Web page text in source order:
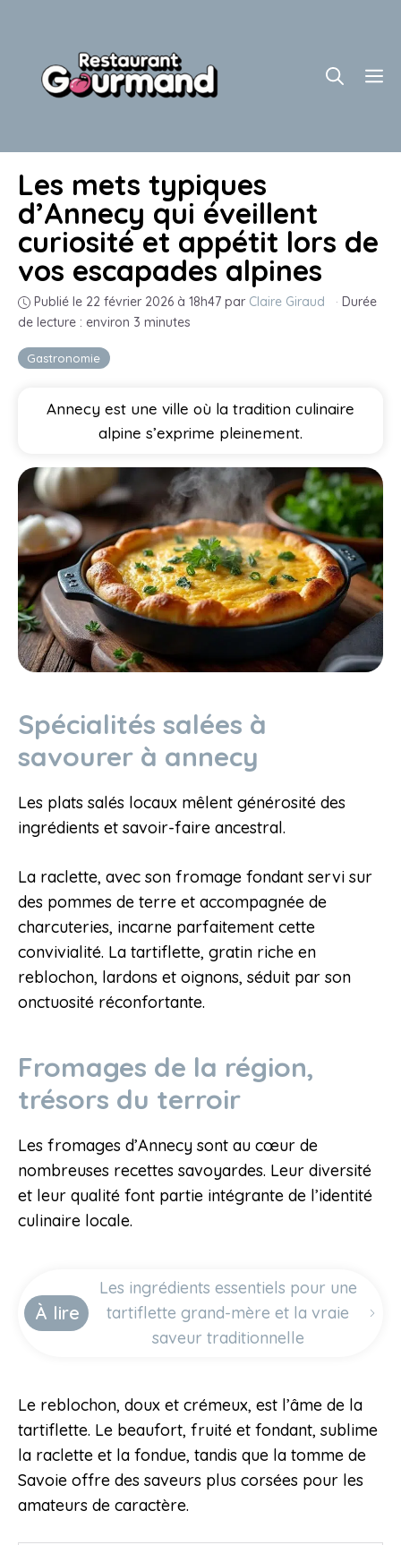
contenu
Gastronomie
Les mets typiques
d’Annecy qui éveillent
curiosité et appétit lors de
vos escapades alpines
Publié le 22 février 2026 à 18h47 par Claire Giraud · Durée
de lecture : environ 3 minutes
Annecy est une ville où la tradition culinaire
alpine s’exprime pleinement.
Spécialités salées à
savourer à annecy
Les plats salés locaux mêlent générosité des
ingrédients et savoir-faire ancestral.
La raclette, avec son fromage fondant servi sur
des pommes de terre et accompagnée de
charcuteries, incarne parfaitement cette
convivialité. La tartiflette, gratin riche en
reblochon, lardons et oignons, séduit par son
onctuosité réconfortante.
Fromages de la région,
trésors du terroir
Les fromages d’Annecy sont au cœur de
nombreuses recettes savoyardes. Leur diversité
et leur qualité font partie intégrante de l’identité
culinaire locale.
À lire
Les ingrédients essentiels pour une
tartiflette grand-mère et la vraie
saveur traditionnelle
Le reblochon, doux et crémeux, est l’âme de la
tartiflette. Le beaufort, fruité et fondant, sublime
la raclette et la fondue, tandis que la tomme de
Savoie offre des saveurs plus corsées pour les
amateurs de caractère.